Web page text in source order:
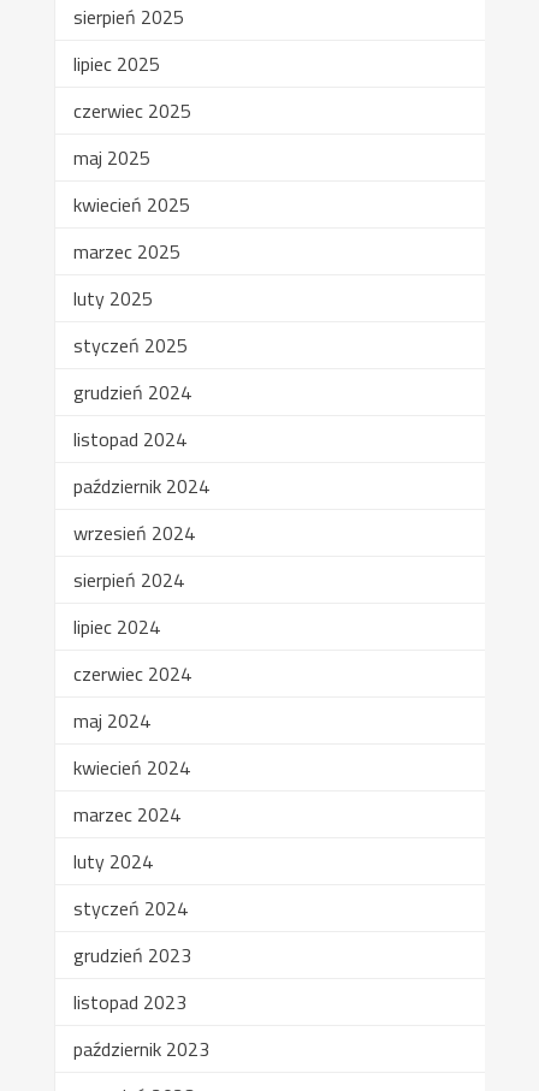
sierpień 2025
lipiec 2025
czerwiec 2025
maj 2025
kwiecień 2025
marzec 2025
luty 2025
styczeń 2025
grudzień 2024
listopad 2024
październik 2024
wrzesień 2024
sierpień 2024
lipiec 2024
czerwiec 2024
maj 2024
kwiecień 2024
marzec 2024
luty 2024
styczeń 2024
grudzień 2023
listopad 2023
październik 2023